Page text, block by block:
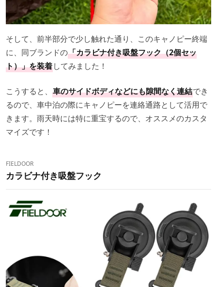
そして、前半部分で少し触れた通り、このキャノピー終端
に、同ブランドの「カラビナ付き吸盤フック（2個セッ
ト）」を装着してみました！
こうすると、 車のサイドボディなどにも隙間なく連結でき
るので、車中泊の際にキャノピーを連絡通路として活用で
きます。雨天時には特に重宝するので、オススメのカスタ
マイズです！
FIELDOOR
カラビナ付き吸盤フック